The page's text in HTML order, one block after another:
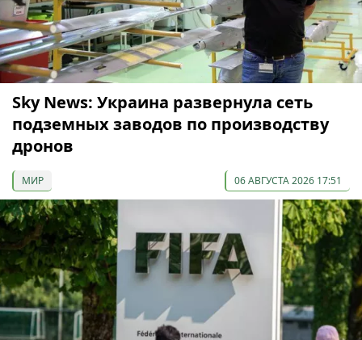
Sky News: Украина развернула сеть
подземных заводов по производству
дронов
МИР 06 АВГУСТА 2026 17:51